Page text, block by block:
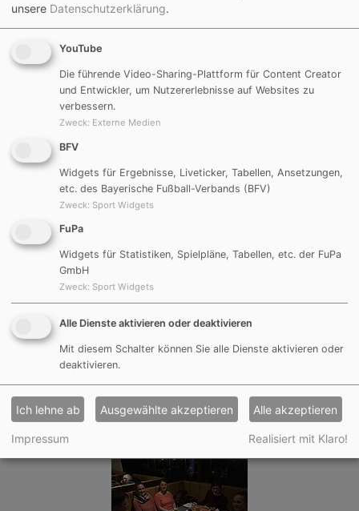
unsere Datenschutzerklärung.
YouTube
Die führende Video-Sharing-Plattform für Content Creator
und Entwickler, um Nutzererlebnisse auf Websites zu
verbessern.
Zweck: Externe Medien
BFV
Widgets für Ergebnisse, Liveticker, Tabellen, Ansetzungen,
etc. des Bayerische Fußball-Verbands (BFV)
Zweck: Sport Widgets
FuPa
Widgets für Statistiken, Spielpläne, Tabellen, etc. der FuPa
GmbH
Zweck: Sport Widgets
Alle Dienste aktivieren oder deaktivieren
Mit diesem Schalter können Sie alle Dienste aktivieren oder
deaktivieren.
Ich lehne ab Ausgewählte akzeptieren Alle akzeptieren
Impressum Realisiert mit Klaro!